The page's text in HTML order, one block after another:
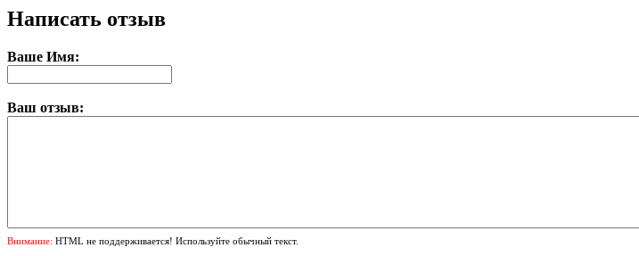
Написать отзыв
Ваше Имя:
Ваш отзыв:
Внимание: HTML не поддерживается! Используйте обычный текст.